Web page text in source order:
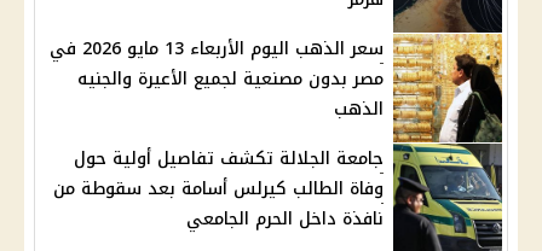
سعر الذهب اليوم الأربعاء 13 مايو 2026 في
مصر بدون مصنعية لجميع الأعيرة والجنيه
الذهب
جامعة الجلالة تكشف تفاصيل أولية حول
وفاة الطالب كيرلس أسامة بعد سقوطة من
نافذة داخل الحرم الجامعي